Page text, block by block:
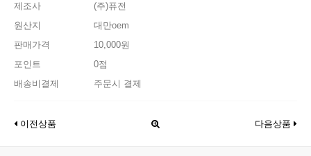
제조사
(주)퓨전
원산지
대만oem
판매가격
10,000원
포인트
0점
배송비결제
주문시 결제
이전상품 다음상품